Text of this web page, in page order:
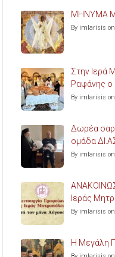
ΜΗΝΥΜΑ
By imlarisis
Στην
Ραψάνης ο
By imlarisis
Δωρέα
ομάδα
By imlarisis
Ιεράς
By imlarisis
Η Μεγάλη